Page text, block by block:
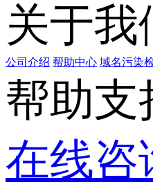
关于我
公司介绍 帮助中心 域名污染
帮助支
在线咨